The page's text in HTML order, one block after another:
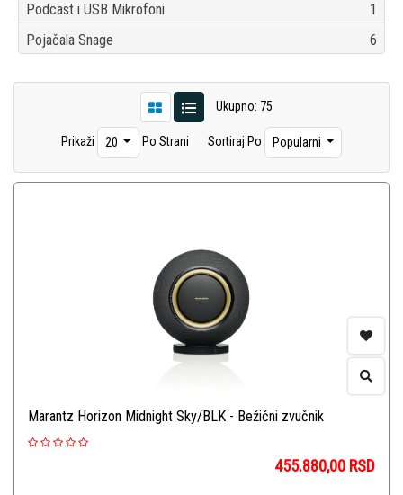
Podcast i USB Mikrofoni
1
Pojačala Snage
6
Ukupno: 75
Prikaži 20 Po Strani Sortiraj Po Popularni
Marantz Horizon Midnight Sky/BLK - Bežični zvučnik
455.880,00 RSD